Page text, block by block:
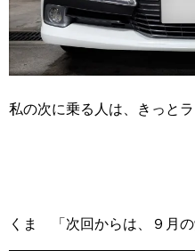
私の次に乗る人は、きっと
くま 「次回からは、９月の